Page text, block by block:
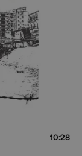
10:28